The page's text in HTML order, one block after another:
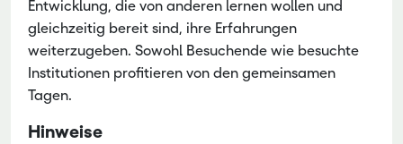
Entwicklung, die von anderen lernen wollen und
gleichzeitig bereit sind, ihre Erfahrungen
weiterzugeben. Sowohl Besuchende wie besuchte
Institutionen profitieren von den gemeinsamen
Tagen.
Hinweise